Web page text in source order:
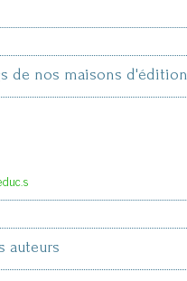
de nos maisons d'édition
auteurs